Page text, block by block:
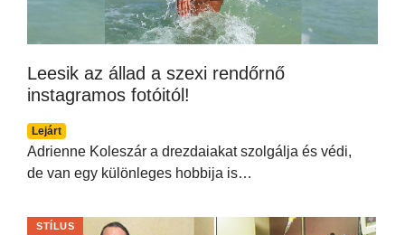
Leesik az állad a szexi rendőrnő
instagramos fotóitól!
Lejárt
Adrienne Koleszár a drezdaiakat szolgálja és védi,
de van egy különleges hobbija is…
STÍLUS